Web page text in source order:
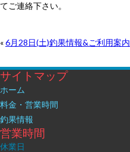
てご連絡下さい。
«6月28日(土)釣果情報&ご利用案内
サイトマップ
ホーム
料金・営業時間
釣果情報
営業時間
休業日